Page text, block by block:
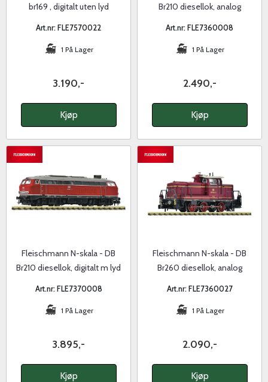
br169 , digitalt uten lyd
Art.nr: FLE7570022
1 På Lager
3.190,-
Kjøp
Br210 diesellok, analog
Art.nr: FLE7360008
1 På Lager
2.490,-
Kjøp
Fleischmann N-skala - DB
Br210 diesellok, digitalt m lyd
Art.nr: FLE7370008
1 På Lager
3.895,-
Kjøp
Fleischmann N-skala - DB
Br260 diesellok, analog
Art.nr: FLE7360027
1 På Lager
2.090,-
Kjøp